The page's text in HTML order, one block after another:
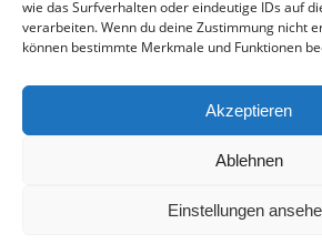
wie das Surfverhalten oder eindeutige IDs auf
verarbeiten. Wenn du deine Zustimmung nicht
können bestimmte Merkmale und Funktionen
Akzeptieren
Ablehnen
Einstellungen
2:1 Sauer (85.)
Alle bisherigen Partien der beiden
anzeigen